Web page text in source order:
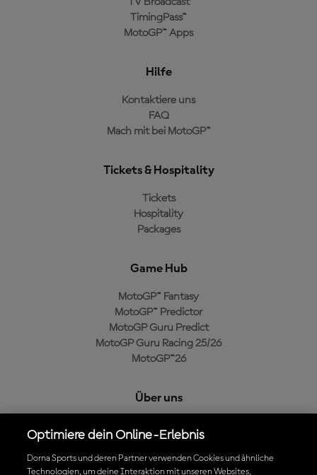
TimingPass™
MotoGP™ Apps
Hilfe
Kontaktiere uns
FAQ
Mach mit bei MotoGP™
Tickets & Hospitality
Tickets
Hospitality
Packages
Game Hub
MotoGP™ Fantasy
MotoGP™ Predictor
MotoGP Guru Predict
MotoGP Guru Racing 25/26
MotoGP™26
Über uns
Cookie-Richtlinien
Geschäftsbedingungen
Optimiere dein Online-Erlebnis
Dorna Sports und deren Partner verwenden Cookies und ähnliche
Technologien, um deine Interaktion mit unseren Websites,